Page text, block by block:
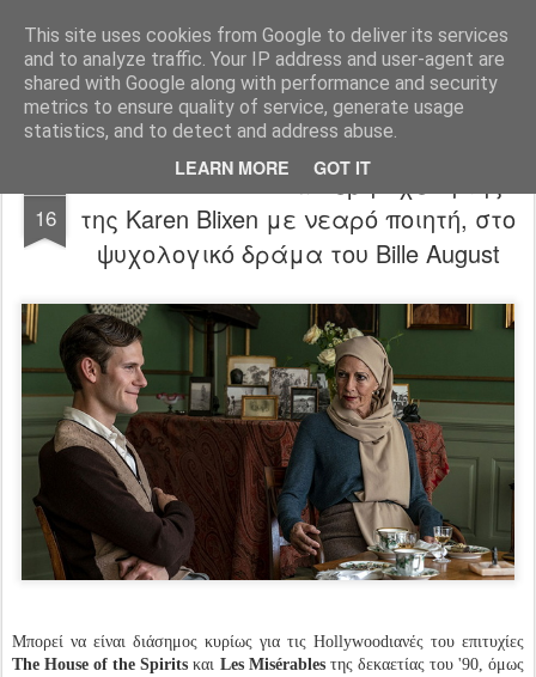
This site uses cookies from Google to deliver its services
and to analyze traffic. Your IP address and user-agent are
shared with Google along with performance and security
metrics to ensure quality of service, generate usage
statistics, and to detect and address abuse.
LEARN MORE GOT IT
FilmBoy
16
The Pact trailer: Η ανίερη σχέση της
της Karen Blixen με νεαρό ποιητή, στο
ψυχολογικό δράμα του Bille August
Μπορεί να είναι διάσημος κυρίως για τις Hollywoodιανές του επιτυχίες
The House of the Spirits και Les Misérablesτης δεκαετίας του '90, όμως